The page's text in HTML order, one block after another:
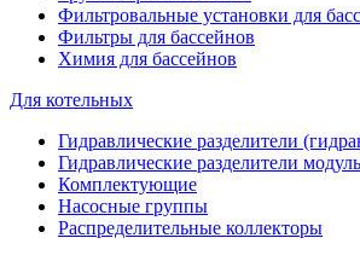
Фильтровальные установки для
Фильтры для бассейнов
Химия для бассейнов
Для котельных
Гидравлические разделители
Гидравлические разделители
Комплектующие
Насосные группы
Распределительные коллекторы